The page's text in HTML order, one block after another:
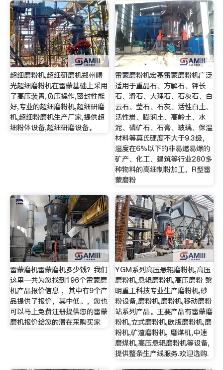
超细磨粉机,超细研磨机郑州曙
光超细磨粉机在雷蒙基础上采用
了高压装置,负压操作,密封性能
好,专业的超细磨粉机,超细研磨
机,超细粉磨机生产厂家,提供超
细粉体设备,超细研磨设备。
雷蒙磨粉机宏基雷蒙磨粉机广泛
适用于重晶石、方解石、钾长
石、滑石、大理石、石灰石、白
云石、莹石、石灰、活性白土、
活性炭、膨润土、高岭土、水
泥、磷矿石、石膏、玻璃、保温
材料等莫氏硬度不大于9.3级，
湿度在6%以下的非易燃易爆的
矿产、化工、建筑等行业280多
种物料的高细制粉加工，R型雷
蒙磨粉
雷蒙磨机雷蒙磨机多少钱？我们
这里一共为您找到196个雷蒙磨
机产品报价信息 ，其中有9个产
品提供了报价，其中低。，您也
可以马上免费注册提供您的雷蒙
磨机报价给您的潜在采购买家
YGM系列高压悬辊磨粉机,高压
磨粉机,悬辊磨粉机,高压磨粉 黎
明重工科技专业生产磨粉机,砂
粉设备,磨粉机,磨粉机,移动磨粉
站系列产品。主要产品有雷蒙磨
粉机,立式磨粉机,欧版磨粉机,磨
粉机,矿渣磨粉机, 磨煤机,中速
磨煤机,高压悬辊磨粉机等设备,
提供整条生产线服务.欢迎选购.